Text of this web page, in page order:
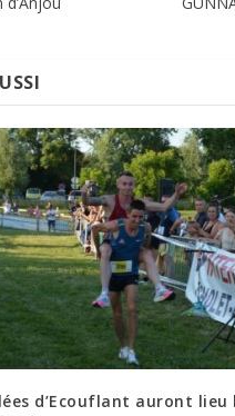
d’Ecouflant auront lieu